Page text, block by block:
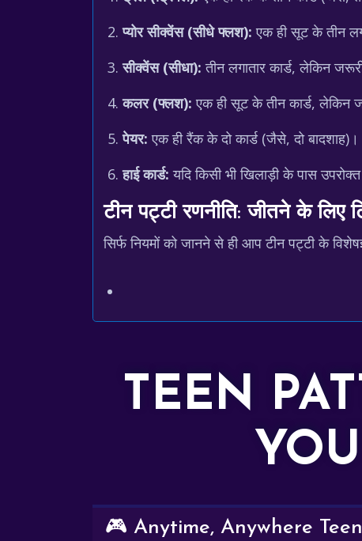
प्योर सीक्वेंस (सीधे फ्लश): एक ही सूट के तीन
सीक्वेंस (सीधा): तीन लगातार कार्ड, लेकिन
कलर (फ्लश): एक ही सूट के तीन कार्ड, लेकिन
पेयर: एक ही रैंक के दो कार्ड (जैसे, दो बादशाह)।
हाई कार्ड: यदि किसी भी खिलाड़ी के पास
टीन पट्टी रणनीति: जीतने के लिए
सिर्फ नियमों को जानने से ही आप टीन पट्टी के
TEEN
🎮 Anytime, Anywhere